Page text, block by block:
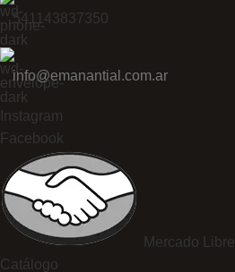
541143837350
info@emanantial.com.ar
Instagram
Facebook
Mercado Libre
Catálogo